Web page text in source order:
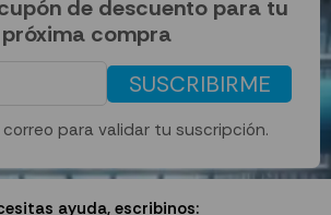
de descuento para tu
próxima compra
SUSCRIBIRME
correo para validar tu suscripción.
ayuda, escribinos: